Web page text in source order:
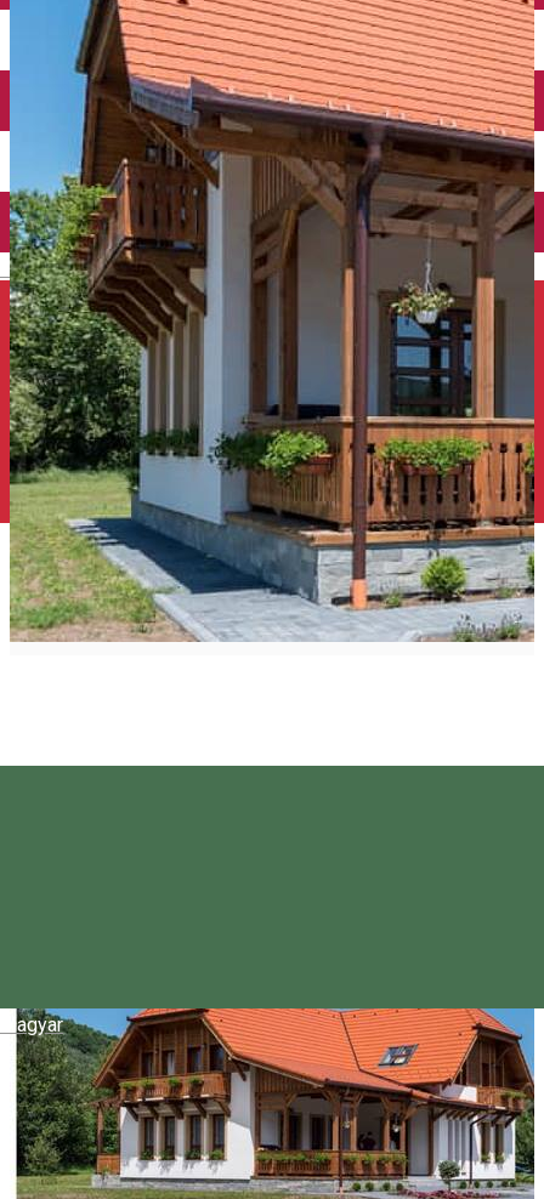
English
Magyar
Închirieri auto
Închirieri de biciclete